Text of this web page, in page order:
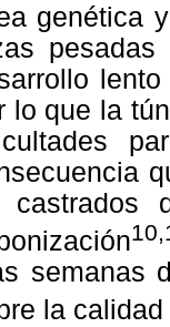
genética
lo que la
castrados
semanas
la